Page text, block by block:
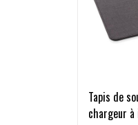
Tapis de
chargeur